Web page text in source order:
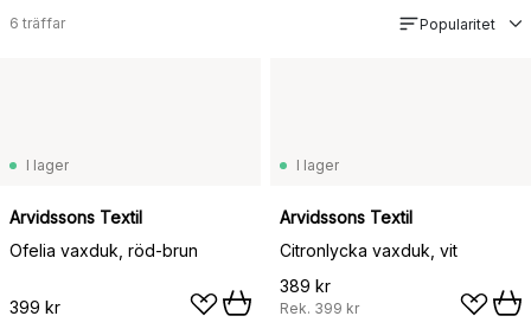
6 träffar Popularitet
I lager
Arvidssons Textil
Ofelia vaxduk, röd-brun
399 kr
I lager
Arvidssons Textil
Citronlycka vaxduk, vit
389 kr
Rek. 399 kr